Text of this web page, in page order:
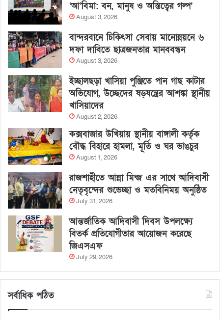
‘আ’বিমা: বন, মানুষ ও অস্তিত্বের গল্প’
August 3, 2026
বান্দরবানে চিকিৎসা সেবায় মানোন্নয়নে ৬
দফা দাবিতে ছাত্রজনতার মানববন্ধন
August 3, 2026
ইচ্ছালছড়া খাসিয়া পুঞ্জিতে পান গাছ কাটার
অভিযোগ, উচ্ছেদের ষড়যন্ত্রের আশঙ্কা স্থানীয়
খাসিয়াদের
August 2, 2026
কক্সবাজার উখিয়ায় স্থানীয় বাঙ্গালী কর্তৃক
বৌদ্ধ বিহারে হামলা, মূর্তি ও ঘর ভাঙচুর
August 1, 2026
রাজশাহীতে আন্না মিন্জ এর সাথে আদিবাসী
নেতৃবৃন্দের শুভেচ্ছা ও মতবিনিময় অনুষ্ঠিত
July 31, 2026
আন্তর্জাতিক আদিবাসী দিবস উপলক্ষ্যে
বিতর্ক প্রতিযোগীতার আয়োজন করেছে
জিএসএফ
July 29, 2026
সর্বাধিক পঠিত